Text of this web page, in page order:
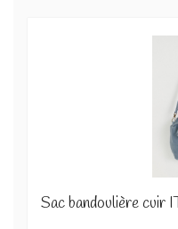
Sac bandoulière cuir